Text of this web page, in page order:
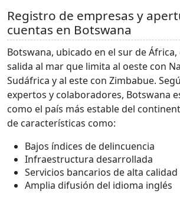
Registro de empresas y
cuentas en Botswana
Botswana, ubicado en el sur de África,
salida al mar que limita al oeste con
Sudáfrica y al este con Zimbabue.
expertos y colaboradores, Botswana
como el país más estable del
de características como:
Bajos índices de delincuencia
Infraestructura desarrollada
Servicios bancarios de alta calidad
Amplia difusión del idioma inglés